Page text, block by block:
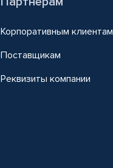
Корпоративным клиентам
Поставщикам
Реквизиты компании